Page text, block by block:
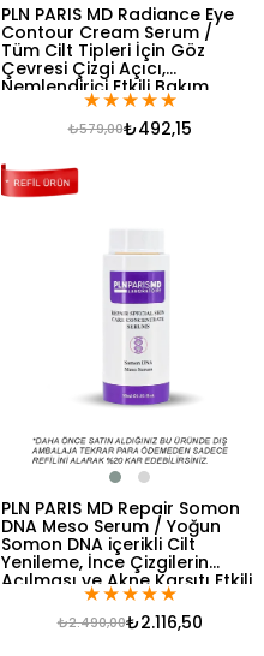
PLN PARIS MD Radiance Eye
Contour Cream Serum /
Tüm Cilt Tipleri İçin Göz
Çevresi Çizgi Açıcı,
Nemlendirici Etkili Bakım
Serumu 30ml
★★★★★
₺492,15
₺579,00
PLN PARIS MD Repair Somon
DNA Meso Serum / Yoğun
Somon DNA içerikli Cilt
Yenileme, İnce Çizgilerin
Açılması ve Akne Karşıtı Etkili
Saf Serum 30ml REFIL
★★★★★
₺2.116,50
₺2.490,00